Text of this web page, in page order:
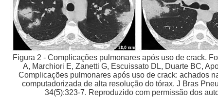
Figura 2 - Complicações pulmonares após uso de crack.
A, Marchiori E, Zanetti G, Escuissato DL, Duarte BC,
Complicações pulmonares após uso de crack: achados
computadorizada de alta resolução do tórax. J Bras
34(5):323-7. Reproduzido com permissão dos